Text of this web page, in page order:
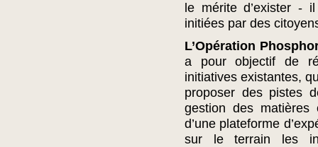
le mérite d’exister -
initiées par des
L’Opération
a pour objectif de
initiatives existantes,
proposer des pistes
gestion des matières
d’une plateforme
sur le terrain les